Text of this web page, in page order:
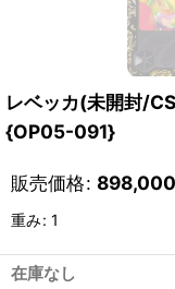
レベッカ(未開封/
{OP05-091}
販売価格: 898,000
重み: 1
在庫なし